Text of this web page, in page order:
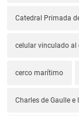
Catedral Primada
celular vinculado al
cerco marítimo
Charles de Gaulle e